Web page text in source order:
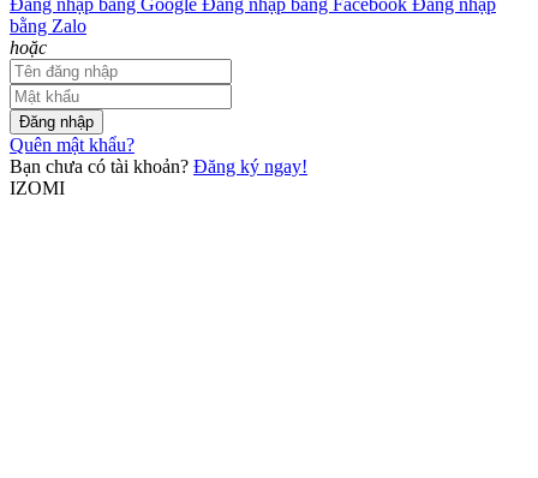
bằng Zalo
hoặc
Đăng nhập
Quên mật khẩu?
Bạn chưa có tài khoản? Đăng ký ngay!
IZOMI